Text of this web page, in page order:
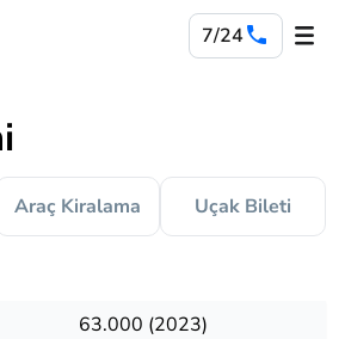
7/24
Araç Kiralama Uçak Bileti
63.000 (2023)